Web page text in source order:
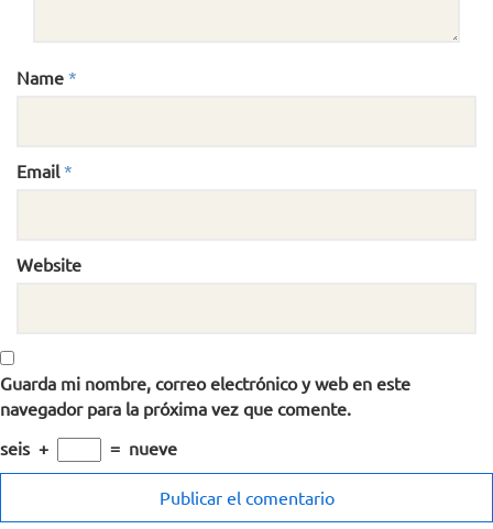
Name *
Email *
Website
Guarda mi nombre, correo electrónico y web en este
navegador para la próxima vez que comente.
seis + = nueve